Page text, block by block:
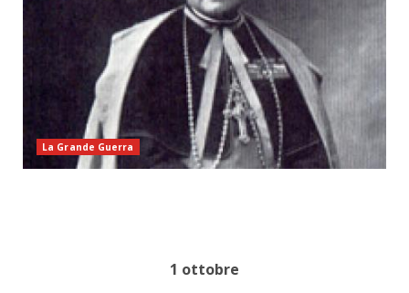
La Grande Guerra
1 ottobre